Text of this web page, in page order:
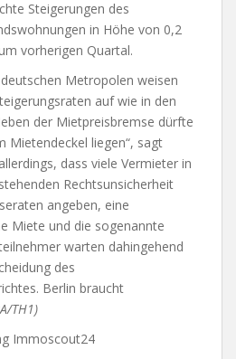
Steigerungen des
in Höhe von 0,2
vorherigen Quartal.
Metropolen weisen
auf wie in den
der Mietpreisbremse dürfte
Mietendeckel liegen“, sagt
dass viele Vermieter in
Rechtsunsicherheit
angeben, eine
Miete und die sogenannte
warten dahingehend
des
Berlin braucht
TH1)
Immoscout24